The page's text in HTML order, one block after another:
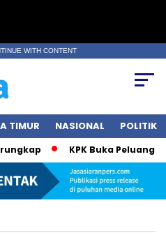
WITH CONTENT
TIMUR NASIONAL POLITIK
KPK Buka Peluang